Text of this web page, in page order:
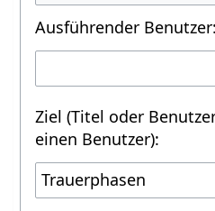
Ausführender Benutzer:
Ziel (Titel oder
einen Benutzer):